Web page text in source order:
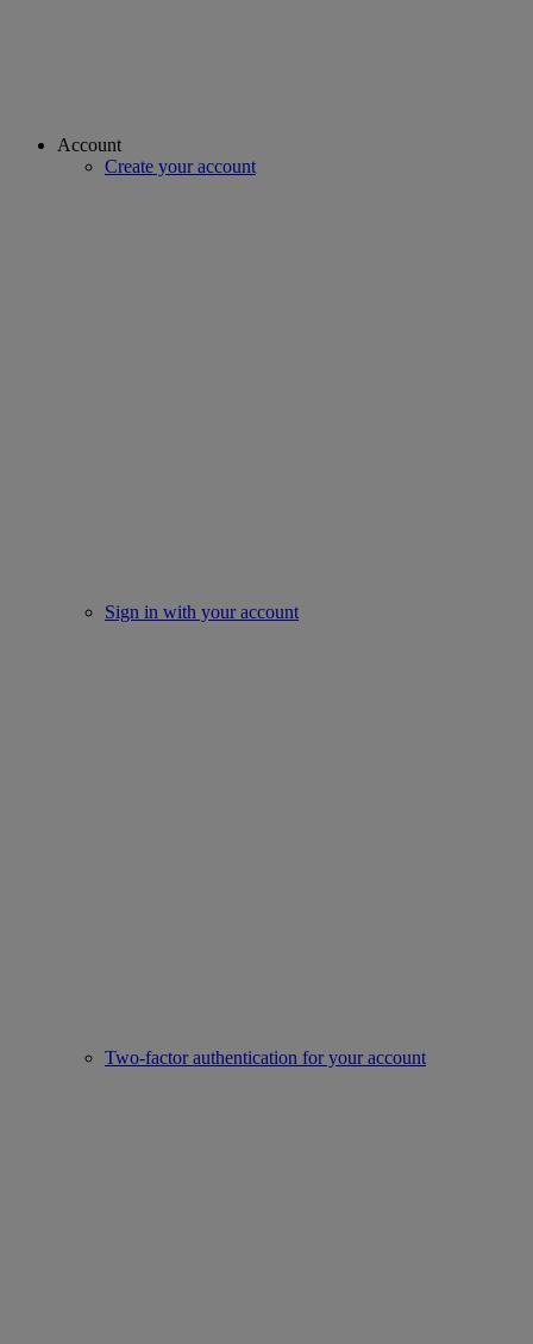
Account
Create your account
Sign in with your account
Two-factor authentication for your account